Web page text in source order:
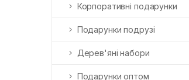
Корпоративні подарунки
Подарунки подрузі
Дерев'яні набори
Подарунки оптом